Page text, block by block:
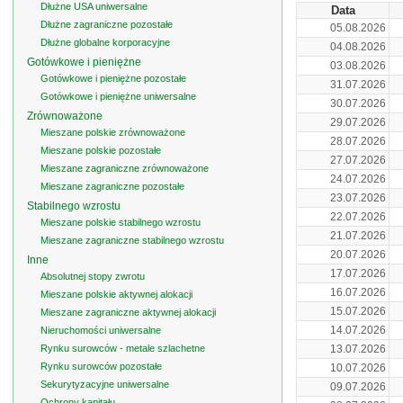
Data
05.08.2026
04.08.2026
03.08.2026
31.07.2026
30.07.2026
29.07.2026
28.07.2026
27.07.2026
24.07.2026
23.07.2026
22.07.2026
21.07.2026
20.07.2026
17.07.2026
16.07.2026
15.07.2026
14.07.2026
13.07.2026
10.07.2026
09.07.2026
Dłużne USA uniwersalne
Dłużne zagraniczne pozostałe
Dłużne globalne korporacyjne
Gotówkowe i pieniężne
Gotówkowe i pieniężne pozostałe
Gotówkowe i pieniężne uniwersalne
Zrównoważone
Mieszane polskie zrównoważone
Mieszane polskie pozostałe
Mieszane zagraniczne zrównoważone
Mieszane zagraniczne pozostałe
Stabilnego wzrostu
Mieszane polskie stabilnego wzrostu
Mieszane zagraniczne stabilnego wzrostu
Inne
Absolutnej stopy zwrotu
Mieszane polskie aktywnej alokacji
Mieszane zagraniczne aktywnej alokacji
Nieruchomości uniwersalne
Rynku surowców - metale szlachetne
Rynku surowców pozostałe
Sekurytyzacyjne uniwersalne